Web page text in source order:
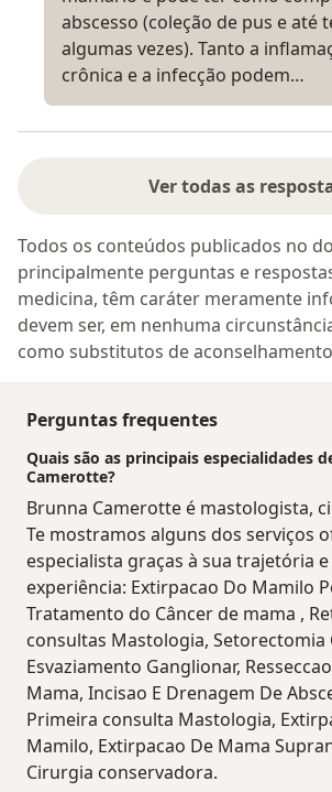
abscesso (coleção de pus e até
algumas vezes). Tanto a
crônica e a infecção podem…
Ver todas as
Todos os conteúdos publicados no
principalmente perguntas e
medicina, têm caráter meramente
devem ser, em nenhuma
como substitutos de
Perguntas frequentes
Quais são as principais especialidades
Camerotte?
Brunna Camerotte é mastologista,
Te mostramos alguns dos serviços
especialista graças à sua trajetória e
experiência: Extirpacao Do Mamilo
Tratamento do Câncer de mama ,
consultas Mastologia, Setorectomia
Esvaziamento Ganglionar,
Mama, Incisao E Drenagem De
Primeira consulta Mastologia,
Mamilo, Extirpacao De Mama
Cirurgia conservadora.